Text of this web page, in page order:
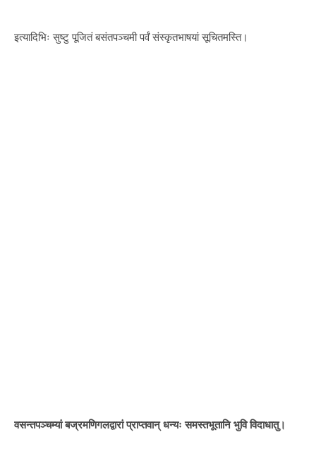
इत्यादिभिः सुष्टु पूजितं बसंतपञ्चमी पर्वं संस्कृतभाषयां सूचितमस्ति।
वसन्तपञ्चम्यां बज्रमणिगलद्वारां प्राप्तवान् धन्यः समस्तभूतानि भुवि विदाधातु।